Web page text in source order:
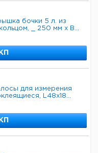
бочки 5 л. из
_ 250 мм х В...
для измерения
L48x18...